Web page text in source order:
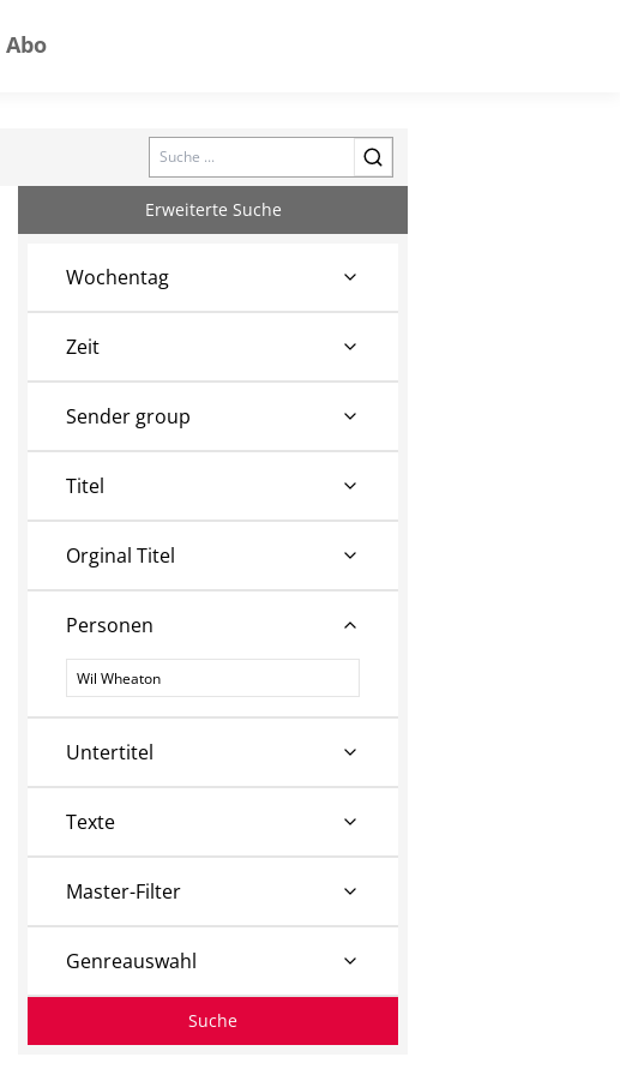
Abo
Search
Erweiterte Suche
Wochentag
Zeit
Sender group
Titel
Orginal Titel
Personen
Personen
Untertitel
Texte
Master-Filter
Genreauswahl
Suche